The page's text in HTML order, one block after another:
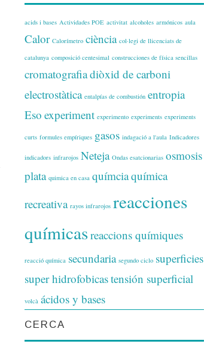
acids i bases Actividades POE activitat alcoholes armónicos aula
Calor Calorímetro ciència col·legi de llicenciats de
catalunya composició centesimal construcciones de física sencillas
cromatografiadiòxid de carboni
electrostàtica entalpías de combustión entropia
Eso experiment experimento experiments experiments
curts formules empíriques gasos indagació a l'aula Indicadores
indicadors infrarojos Neteja Ondas esatcionarias osmosis
plata quimica en casa químciaquímica
recreativa rayos infrarojos reacciones
químicasreaccions químiques
reacció química secundaria segundo ciclo superficies
super hidrofobicastensión superficial
volcà ácidos y bases
CERCA